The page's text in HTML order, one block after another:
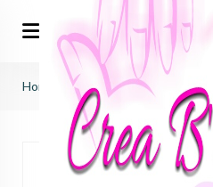
Home ellen